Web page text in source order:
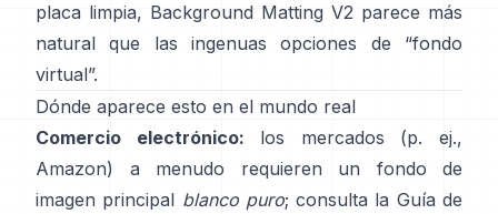
placa limpia, Background Matting V2 parece más
natural que las ingenuas opciones de “fondo
virtual”.
Dónde aparece esto en el mundo real
Comercio electrónico: los mercados (p. ej.,
Amazon) a menudo requieren un fondo de
imagen principal blanco puro; consulta la Guía de